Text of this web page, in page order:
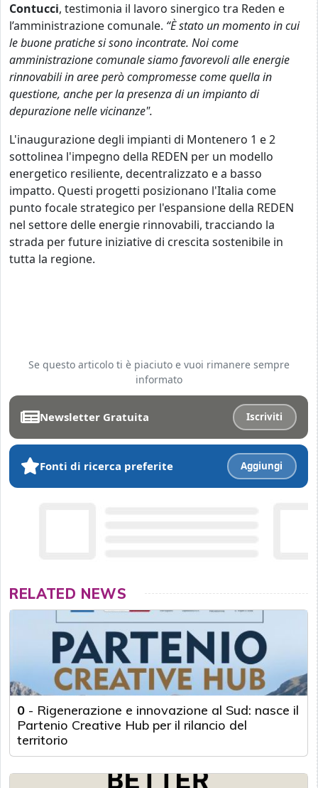
Contucci, testimonia il lavoro sinergico tra Reden e
l’amministrazione comunale. “È stato un momento in cui
le buone pratiche si sono incontrate. Noi come
amministrazione comunale siamo favorevoli alle energie
rinnovabili in aree però compromesse come quella in
questione, anche per la presenza di un impianto di
depurazione nelle vicinanze".
L'inaugurazione degli impianti di Montenero 1 e 2
sottolinea l'impegno della REDEN per un modello
energetico resiliente, decentralizzato e a basso
impatto. Questi progetti posizionano l'Italia come
punto focale strategico per l'espansione della REDEN
nel settore delle energie rinnovabili, tracciando la
strada per future iniziative di crescita sostenibile in
tutta la regione.
Se questo articolo ti è piaciuto e vuoi rimanere sempre
informato
Newsletter Gratuita Iscriviti
Fonti di ricerca preferite Aggiungi
RELATED NEWS
0 - Rigenerazione e innovazione al Sud: nasce il
Partenio Creative Hub per il rilancio del
territorio